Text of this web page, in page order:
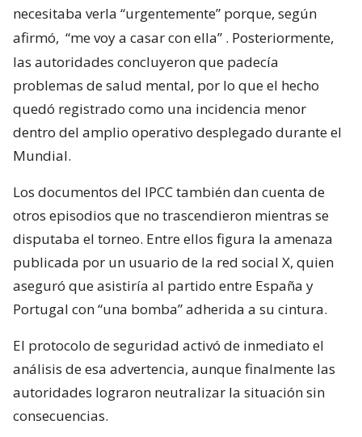
necesitaba verla “urgentemente” porque, según
afirmó, “me voy a casar con ella” . Posteriormente,
las autoridades concluyeron que padecía
problemas de salud mental, por lo que el hecho
quedó registrado como una incidencia menor
dentro del amplio operativo desplegado durante el
Mundial.
Los documentos del IPCC también dan cuenta de
otros episodios que no trascendieron mientras se
disputaba el torneo. Entre ellos figura la amenaza
publicada por un usuario de la red social X, quien
aseguró que asistiría al partido entre España y
Portugal con “una bomba” adherida a su cintura.
El protocolo de seguridad activó de inmediato el
análisis de esa advertencia, aunque finalmente las
autoridades lograron neutralizar la situación sin
consecuencias.